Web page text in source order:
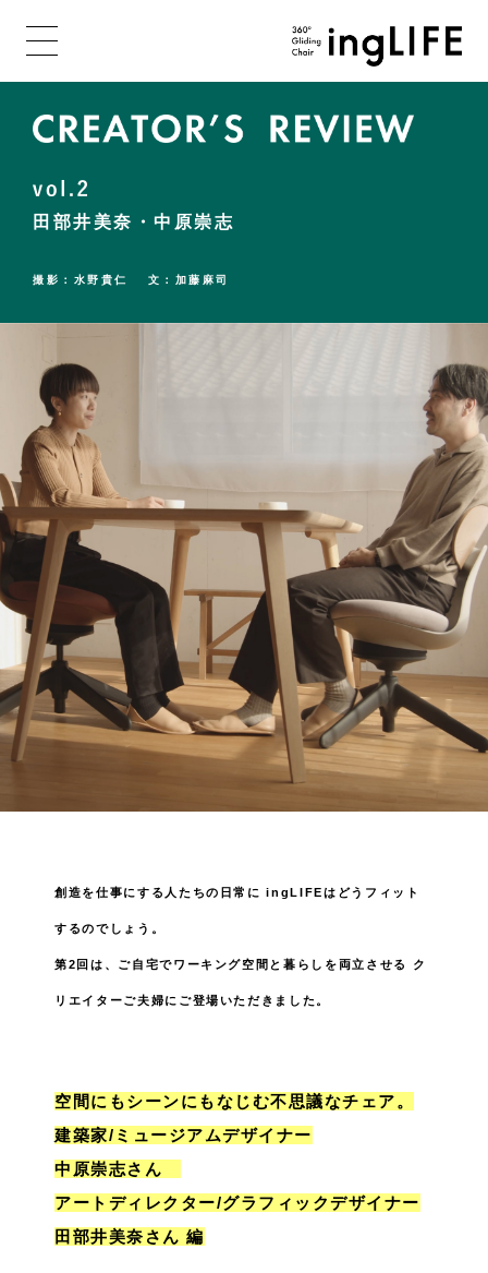
田部井美奈・中原崇志
撮影：水野貴仁 文：加藤麻司
創造を仕事にする人たちの日常に ingLIFEはどうフィット
するのでしょう。
第2回は、ご自宅でワーキング空間と暮らしを両立させる ク
リエイターご夫婦にご登場いただきました。
空間にもシーンにもなじむ不思議なチェア。
建築家/ミュージアムデザイナー
中原崇志さん
アートディレクター/グラフィックデザイナー
田部井美奈さん 編